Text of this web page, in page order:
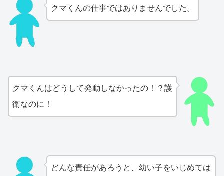
クマくんの仕事ではありませんでした。
クマくんはどうして発動しなかったの！？護
衛なのに！
どんな責任があろうと、幼い子をいじめては